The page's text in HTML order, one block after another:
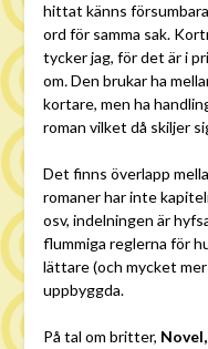
hittat känns
ord för samma sak.
tycker jag, för det är i
om.Den brukar ha
kortare, men ha
roman vilket då skiljer
Det finns överlapp
romaner har inte
osv, indelningen är
flummiga reglerna för
lättare (och mycket
uppbyggda.
På tal om britter, Novel,